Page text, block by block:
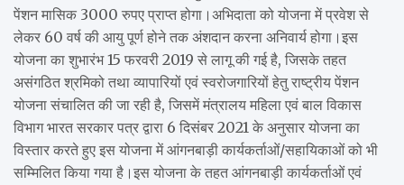
पेंशन मासिक 3000 रुपए प्राप्त होगा।अभिदाता को योजना में प्रवेश से
लेकर 60 वर्ष की आयु पूर्ण होने तक अंशदान करना अनिवार्य होगा।इस
योजना का शुभारंभ 15 फरवरी 2019 से लागू की गई है, जिसके तहत
असंगठित श्रमिको तथा व्यापारियों एवं स्वरोजगारियों हेतु राष्ट्रीय पेंशन
योजना संचालित की जा रही है, जिसमें मंत्रालय महिला एवं बाल विकास
विभाग भारत सरकार पत्र द्वारा 6 दिसंबर 2021 के अनुसार योजना का
विस्तार करते हुए इस योजना में आंगनबाड़ी कार्यकर्ताओं/सहायिकाओं को भी
सम्मिलित किया गया है।इस योजना के तहत आंगनबाड़ी कार्यकर्ताओं एवं